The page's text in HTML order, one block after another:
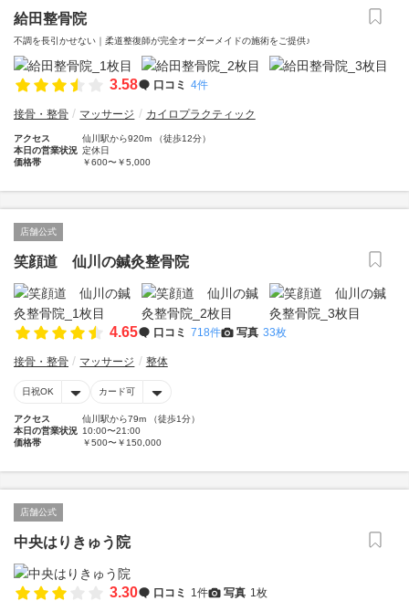
給田整骨院
不調を長引かせない｜柔道整復師が完全オーダーメイドの施術をご提供♪
3.58 口コミ 4件
接骨・整骨 マッサージ カイロプラクティック
アクセス
仙川駅から920m （徒歩12分）
本日の営業状況 定休日
価格帯
￥600〜￥5,000
店舗公式
笑顔道 仙川の鍼灸整骨院
4.65 口コミ 718件 写真 33枚
接骨・整骨 マッサージ 整体
日祝OK カード可
アクセス
仙川駅から79m （徒歩1分）
本日の営業状況 10:00〜21:00
価格帯
￥500〜￥150,000
店舗公式
中央はりきゅう院
3.30 口コミ 1件 写真 1枚